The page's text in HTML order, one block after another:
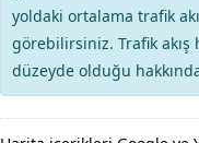
yoldaki ortalama trafik
görebilirsiniz. Trafik akış
düzeyde olduğu